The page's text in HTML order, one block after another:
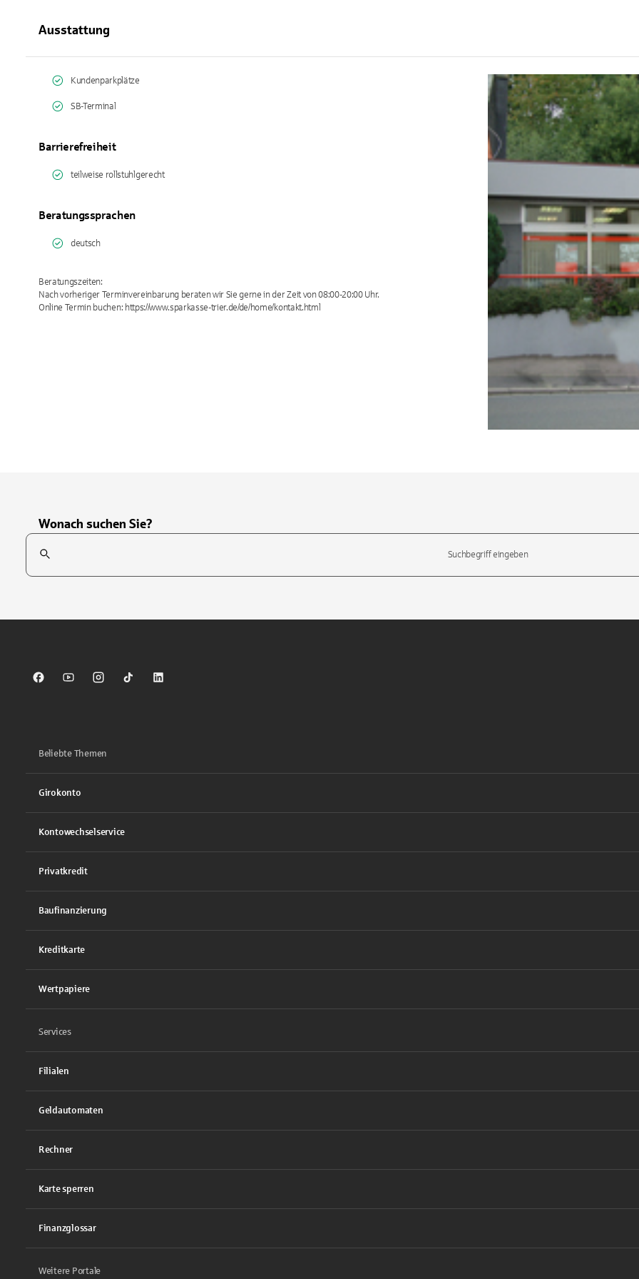
Ausstattung
Kundenparkplätze
SB-Terminal
Barrierefreiheit
teilweise rollstuhlgerecht
Beratungssprachen
deutsch
Beratungszeiten:
Nach vorheriger Terminvereinbarung beraten wir Sie gerne in der Zeit von 08:00-20:00 Uhr.
Online Termin buchen: https://www.sparkasse-trier.de/de/home/kontakt.html
Wonach suchen Sie?
Suchfeld
Sparkasse auf Facebook
Sparkasse auf Youtube
Sparkasse auf Instagram
Sparkasse auf TikTok
Sparkasse auf LinkedIn
Beliebte Themen
Girokonto
Kontowechselservice
Privatkredit
Baufinanzierung
Kreditkarte
Wertpapiere
Services
Filialen
Geldautomaten
Rechner
Karte sperren
Finanzglossar
Weitere Portale